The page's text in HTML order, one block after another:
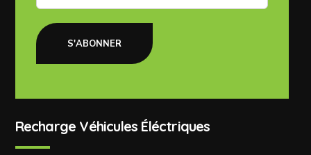
S'ABONNER
Recharge Véhicules Éléctriques